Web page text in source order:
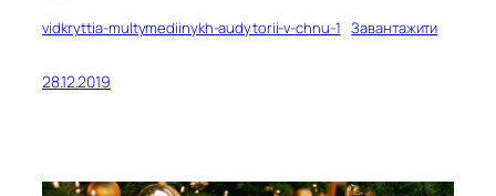
vidkryttia-multymediinykh-audytorii-v-chnu-1 Завантажити
28.12.2019